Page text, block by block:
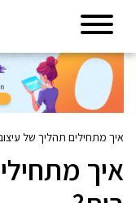
איך מתחילים תהליך של
איך